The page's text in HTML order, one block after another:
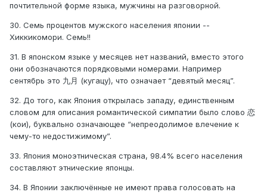
почтительной форме языка, мужчины на разговорной.
30. Семь процентов мужского населения японии --
Хиккикомори. Семь!!
31. В японском языке у месяцев нет названий, вместо этого
они обозначаются порядковыми номерами. Например
сентябрь это 九月 (кугацу), что означает “девятый месяц”.
32. До того, как Япония открылась западу, единственным
словом для описания романтической симпатии было слово 恋
(кои), буквально означающее “непреодолимое влечение к
чему-то недостижимому”.
33. Япония моноэтническая страна, 98.4% всего населения
составляют этнические японцы.
34. В Японии заключённые не имеют права голосовать на